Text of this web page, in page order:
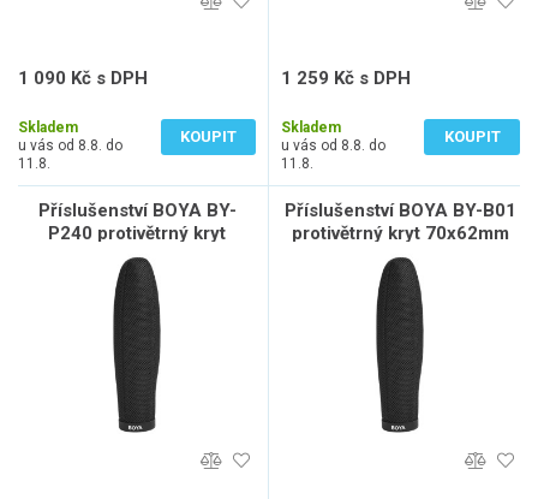
1 090 Kč s DPH
Skladem
u vás od 8.8. do
11.8.
KOUPIT
1 259 Kč s DPH
Skladem
u vás od 8.8. do
11.8.
KOUPIT
Příslušenství BOYA BY-
P240 protivětrný kryt
240x23mm
Příslušenství BOYA BY-B01
protivětrný kryt 70x62mm